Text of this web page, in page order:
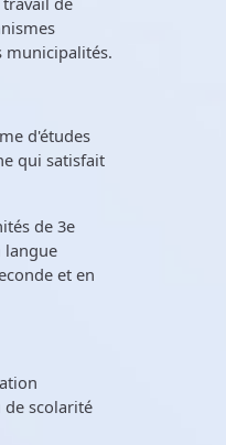
municipalités.
d'études
qui satisfait
de 3e
langue
et en
de scolarité